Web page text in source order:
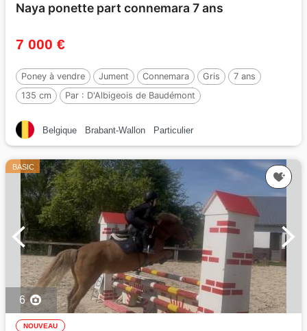
Naya ponette part connemara 7 ans
7 000 €
Poney à vendre Jument Connemara Gris
7 ans
135 cm
Par : D'Albigeois de Baudémont
Belgique Brabant-Wallon Particulier
BASIC
6
NOUVEAU